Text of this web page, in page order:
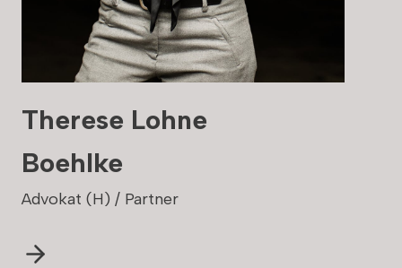
Therese Lohne
Boehlke
Advokat (H) / Partner